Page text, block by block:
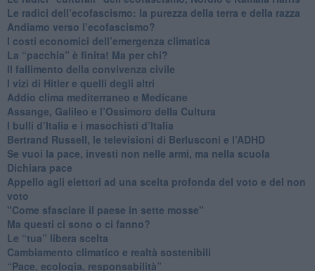
Le radici dell’ecofascismo: la purezza della terra e della razza
Andiamo verso l’ecofascismo?
I costi economici dell’emergenza climatica
​La “pacchia” è finita! Ma per chi?
​Il fallimento della convivenza civile
​I vizi di Hitler e quelli degli altri
Addio clima mediterraneo e Medicane
​Assange, Galileo e l’Ossimoro della Cultura
​I bulli d’Italia e i masochisti d’Italia
​Bertrand Russell, le televisioni di Berlusconi e l’ADHD
​Se vuoi la pace, investi non nelle armi, ma nella scuola
​Dichiara pace
​Appello agli elettori ad una scelta profonda del voto e del non
voto
"Come sfasciare il paese in sette mosse"
​Ma questi ci sono o ci fanno?
​Le “tua” libera scelta
Cambiamento climatico e realtà sostenibili
“Pace, ecologia, responsabilità”